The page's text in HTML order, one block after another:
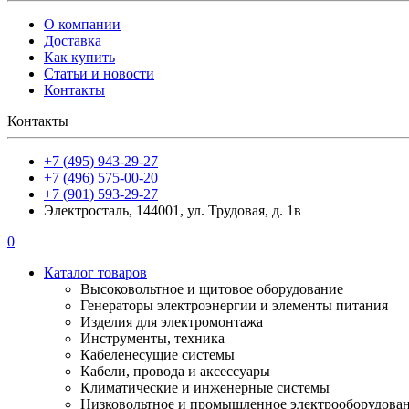
О компании
Доставка
Как купить
Статьи и новости
Контакты
Контакты
+7 (495) 943-29-27
+7 (496) 575-00-20
+7 (901) 593-29-27
Электросталь, 144001, ул. Трудовая, д. 1в
0
Каталог товаров
Высоковольтное и щитовое оборудование
Генераторы электроэнергии и элементы питания
Изделия для электромонтажа
Инструменты, техника
Кабеленесущие системы
Кабели, провода и аксессуары
Климатические и инженерные системы
Низковольтное и промышленное